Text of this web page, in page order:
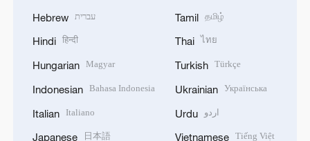
Hebrew עברית
Hindi हिन्दी
Hungarian Magyar
Indonesian Bahasa Indonesia
Italian Italiano
Japanese 日本語
Tamil தமிழ்
Thai ไทย
Turkish Türkçe
Ukrainian Українська
Urdu اردو
Vietnamese Tiếng Việt